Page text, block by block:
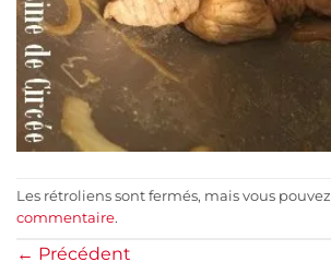
Les rétroliens sont fermés, mais vous pouvez
commentaire.
← Précédent